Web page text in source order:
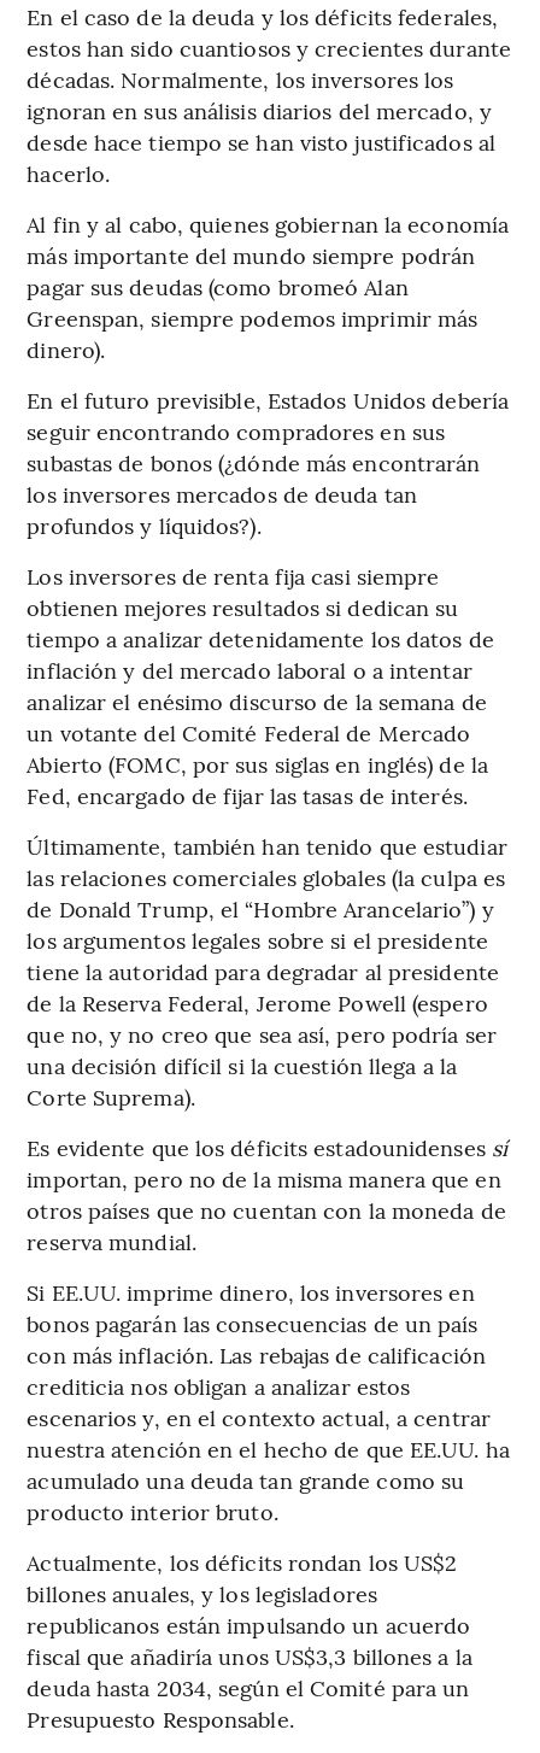
En el caso de la deuda y los déficits federales,
estos han sido cuantiosos y crecientes durante
décadas. Normalmente, los inversores los
ignoran en sus análisis diarios del mercado, y
desde hace tiempo se han visto justificados al
hacerlo.
Al fin y al cabo, quienes gobiernan la economía
más importante del mundo siempre podrán
pagar sus deudas (como bromeó Alan
Greenspan, siempre podemos imprimir más
dinero).
En el futuro previsible, Estados Unidos debería
seguir encontrando compradores en sus
subastas de bonos (¿dónde más encontrarán
los inversores mercados de deuda tan
profundos y líquidos?).
Los inversores de renta fija casi siempre
obtienen mejores resultados si dedican su
tiempo a analizar detenidamente los datos de
inflación y del mercado laboral o a intentar
analizar el enésimo discurso de la semana de
un votante del Comité Federal de Mercado
Abierto (FOMC, por sus siglas en inglés) de la
Fed, encargado de fijar las tasas de interés.
Últimamente, también han tenido que estudiar
las relaciones comerciales globales (la culpa es
de Donald Trump, el “Hombre Arancelario”) y
los argumentos legales sobre si el presidente
tiene la autoridad para degradar al presidente
de la Reserva Federal, Jerome Powell (espero
que no, y no creo que sea así, pero podría ser
una decisión difícil si la cuestión llega a la
Corte Suprema).
Es evidente que los déficits estadounidenses sí
importan, pero no de la misma manera que en
otros países que no cuentan con la moneda de
reserva mundial.
Si EE.UU. imprime dinero, los inversores en
bonos pagarán las consecuencias de un país
con más inflación. Las rebajas de calificación
crediticia nos obligan a analizar estos
escenarios y, en el contexto actual, a centrar
nuestra atención en el hecho de que EE.UU. ha
acumulado una deuda tan grande como su
producto interior bruto.
Actualmente, los déficits rondan los US$2
billones anuales, y los legisladores
republicanos están impulsando un acuerdo
fiscal que añadiría unos US$3,3 billones a la
deuda hasta 2034, según el Comité para un
Presupuesto Responsable.